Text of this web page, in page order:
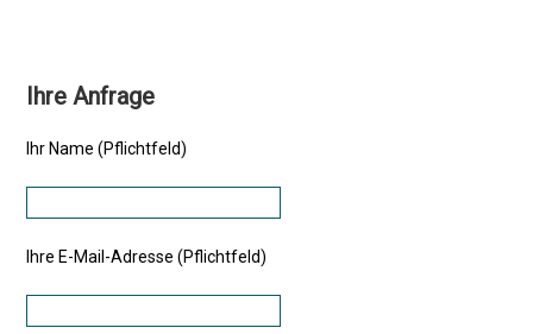
Ihre Anfrage
Ihr Name (Pflichtfeld)
Ihre E-Mail-Adresse (Pflichtfeld)